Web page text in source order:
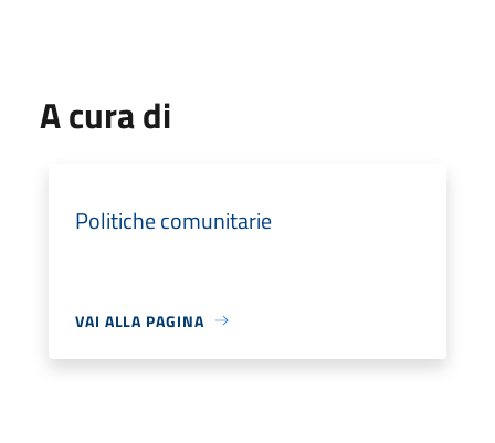
A cura di
Politiche comunitarie
VAI ALLA PAGINA